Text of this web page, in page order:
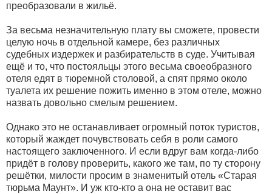
преобразовали в жильё.
За весьма незначительную плату вы сможете, провести
целую ночь в отдельной камере, без различных
судебных издержек и разбирательств в суде. Учитывая
ещё и то, что постояльцы этого весьма своеобразного
отеля едят в тюремной столовой, а спят прямо около
туалета их решение пожить именно в этом отеле, можно
назвать довольно смелым решением.
Однако это не останавливает огромный поток туристов,
который жаждет почувствовать себя в роли самого
настоящего заключенного. И если вдруг вам когда-либо
придёт в голову проверить, какого же там, по ту сторону
решётки, милости просим в знаменитый отель «Старая
тюрьма Маунт». И уж кто-кто а она не оставит вас